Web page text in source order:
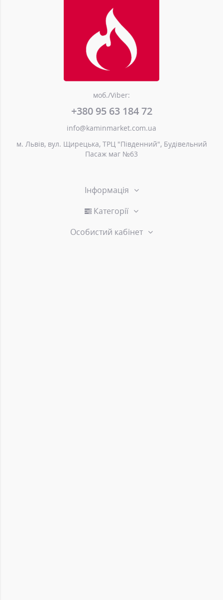
моб./Viber:
+380 95 63 184 72
info@kaminmarket.com.ua
м. Львів, вул. Щирецька, ТРЦ "Південний", Будівельний
Пасаж маг №63
Інформація
Категорії
Особистий кабінет